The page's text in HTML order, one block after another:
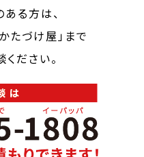
る方は、
たづけ屋」まで
ださい。